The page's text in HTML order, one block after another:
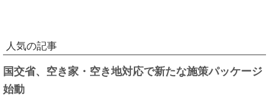
人気の記事
国交省、空き家・空き地対応で新たな施策パッケージ
始動